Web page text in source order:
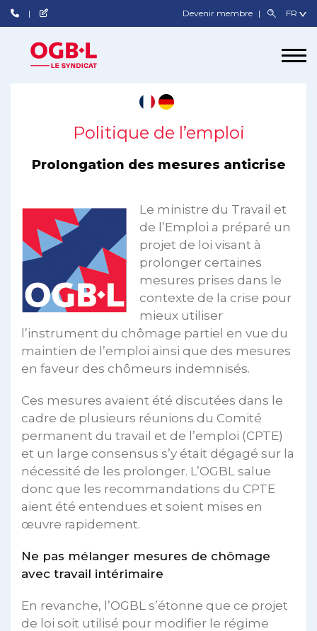
Devenir membre
Politique de l’emploi
Prolongation des mesures anticrise
Le ministre du Travail et
de l’Emploi a préparé un
projet de loi visant à
prolonger certaines
mesures prises dans le
contexte de la crise pour
mieux utiliser
l’instrument du chômage partiel en vue du
maintien de l’emploi ainsi que des mesures
en faveur des chômeurs indemnisés.
Ces mesures avaient été discutées dans le
cadre de plusieurs réunions du Comité
permanent du travail et de l’emploi (CPTE)
et un large consensus s’y était dégagé sur la
nécessité de les prolonger. L’OGBL salue
donc que les recommandations du CPTE
aient été entendues et soient mises en
œuvre rapidement.
Ne pas mélanger mesures de chômage
avec travail intérimaire
En revanche, l’OGBL s’étonne que ce projet
de loi soit utilisé pour modifier le régime